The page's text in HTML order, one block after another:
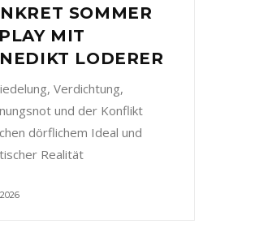
SOMMER
MIT
LODERER
Verdichtung,
und der Konflikt
dörflichem Ideal und
Realität